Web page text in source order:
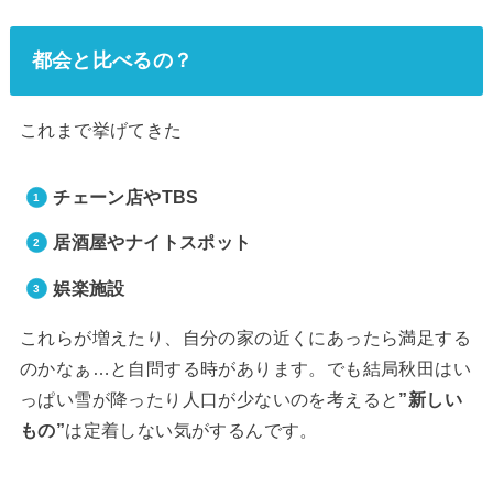
都会と比べるの？
これまで挙げてきた
チェーン店やTBS
居酒屋やナイトスポット
娯楽施設
これらが増えたり、自分の家の近くにあったら満足する
のかなぁ…と自問する時があります。でも結局秋田はい
っぱい雪が降ったり人口が少ないのを考えると ”新しい
もの”は定着しない気がするんです。